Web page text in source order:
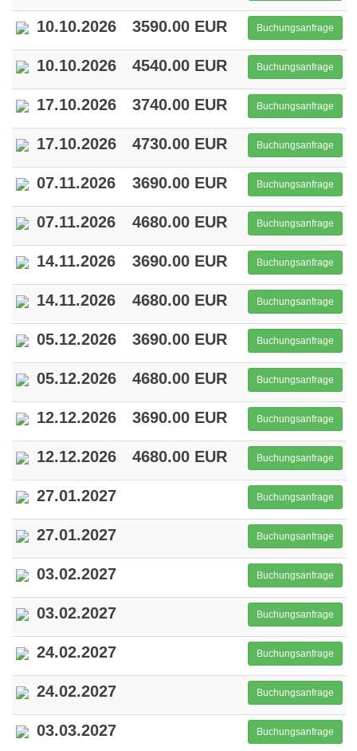
10.10.2026 3590.00 EUR Buchungsanfrage
10.10.2026 4540.00 EUR Buchungsanfrage
17.10.2026 3740.00 EUR Buchungsanfrage
17.10.2026 4730.00 EUR Buchungsanfrage
07.11.2026 3690.00 EUR Buchungsanfrage
07.11.2026 4680.00 EUR Buchungsanfrage
14.11.2026 3690.00 EUR Buchungsanfrage
14.11.2026 4680.00 EUR Buchungsanfrage
05.12.2026 3690.00 EUR Buchungsanfrage
05.12.2026 4680.00 EUR Buchungsanfrage
12.12.2026 3690.00 EUR Buchungsanfrage
12.12.2026 4680.00 EUR Buchungsanfrage
27.01.2027 Buchungsanfrage
27.01.2027 Buchungsanfrage
03.02.2027 Buchungsanfrage
03.02.2027 Buchungsanfrage
24.02.2027 Buchungsanfrage
24.02.2027 Buchungsanfrage
03.03.2027 Buchungsanfrage